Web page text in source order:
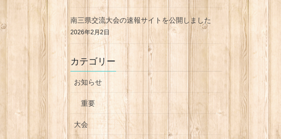
南三県交流大会の速報サイトを公開しました
2026年2月2日
カテゴリー
お知らせ
重要
大会